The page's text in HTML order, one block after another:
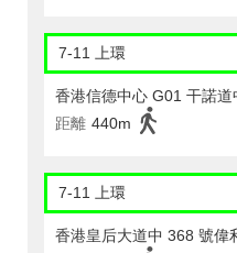
7-11 上環
香港信德中心 G01 干諾
距離 440m
7-11 上環
香港皇后大道中 368 號偉